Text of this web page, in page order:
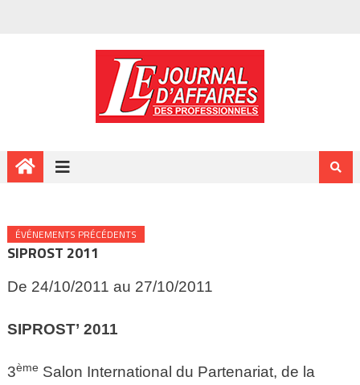
ÉVÉNEMENTS PRÉCÉDENTS
SIPROST 2011
De 24/10/2011 au 27/10/2011
SIPROST’ 2011
3èmeSalon International du Partenariat, de la